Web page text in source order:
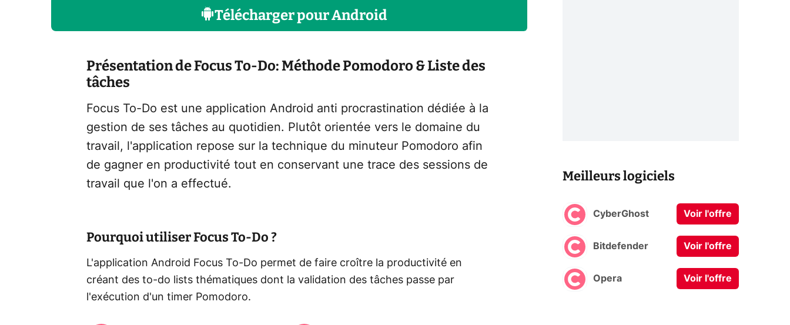
TéléchargerpourAndroid
Présentation de Focus To-Do: Méthode Pomodoro & Liste des
tâches
Focus To-Do est une application Android anti procrastination dédiée à la
gestion de ses tâches au quotidien. Plutôt orientée vers le domaine du
travail, l'application repose sur la technique du minuteur Pomodoro afin
de gagner en productivité tout en conservant une trace des sessions de
travail que l'on a effectué.
Pourquoi utiliser Focus To-Do ?
L'application Android Focus To-Do permet de faire croître la productivité en
créant des to-do lists thématiques dont la validation des tâches passe par
l'exécution d'un timer Pomodoro.
Meilleurs logiciels
CyberGhost Voir l'offre
Bitdefender Voir l'offre
Opera Voir l'offre